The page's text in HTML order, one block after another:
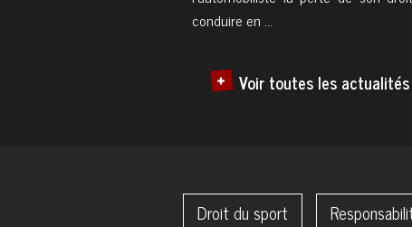
conduire en ...
Voir toutes les actualités
Droit du sport